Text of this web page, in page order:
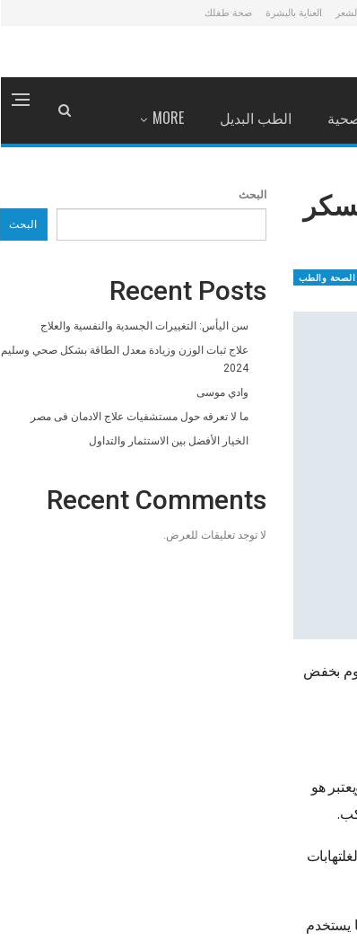
العناية بالبشرة صحة طفلك
الطب البديل MORE
الصحة والطب
بخفض
هو
يستخدم
البحث
البحث
Recent Posts
سن اليأس: التغييرات الجسدية والنفسية والعلاج
علاج ثبات الوزن وزيادة معدل الطاقة بشكل صحي وسليم
2024
وادي موسى
ما لا تعرفه حول مستشفيات علاج الادمان فى مصر
الخيار الأفضل بين الاستثمار والتداول
Recent Comments
لا توجد تعليقات للعرض.